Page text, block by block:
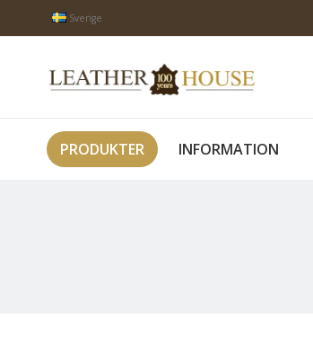
Sverige
PRODUKTER INFORMATION